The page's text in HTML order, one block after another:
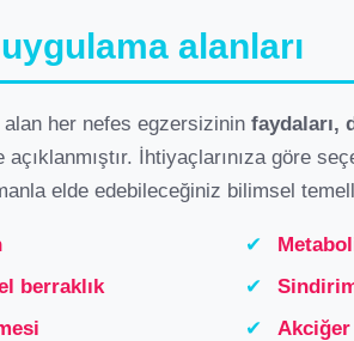
alanları
her nefes egzersizinin faydaları,
açıklanmıştır. İhtiyaçlarınıza göre
elde edebileceğiniz bilimsel
✔
berraklık ✔
✔
Akciğer